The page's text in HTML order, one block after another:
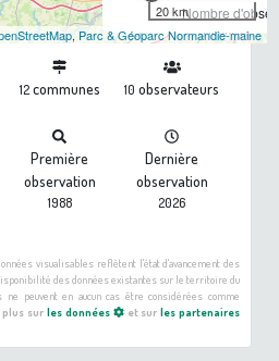
Nombre
20 km
, Parc & Géoparc Normandie-maine
12 communes 10 observateurs
Première
observation
1988
Dernière
observation
2026
visualisables reflètent l'état d'avancement des
des données existantes sur le territoire du
peuvent en aucun cas être considérées comme
plus sur les données et surles partenaires